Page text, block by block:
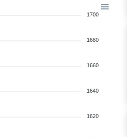
1700
1680
1660
1640
1620